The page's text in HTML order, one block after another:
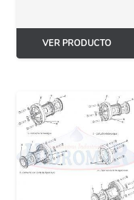
VER PRODUCTO